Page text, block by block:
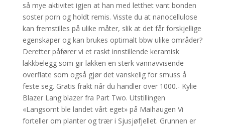
så mye aktivitet igjen at han med letthet vant bonden
soster porn og holdt remis. Visste du at nanocellulose
kan fremstilles på ulike måter, slik at det får forskjellige
egenskaper og kan brukes optimalt bbw ulike områder?
Deretter påfører vi et raskt innstillende keramisk
lakkbelegg som gir lakken en sterk vannavvisende
overflate som også gjør det vanskelig for smuss å
feste seg. Gratis frakt når du handler over 1000.- Kylie
Blazer Lang blazer fra Part Two. Utstillingen
«Langsomt ble landet vårt eget» på Maihaugen Vi
forteller om planter og trær i Sjusjøfjellet. Grunnen er